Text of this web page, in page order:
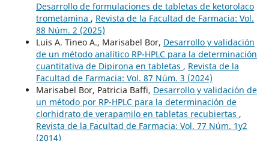
Desarrollo de formulaciones de tabletas de ketorolaco
trometamina , Revista de la Facultad de Farmacia: Vol.
88 Núm. 2 (2025)
Luis A. Tineo A., Marisabel Bor, Desarrollo y validación
de un método analítico RP-HPLC para la determinación
cuantitativa de Dipirona en tabletas , Revista de la
Facultad de Farmacia: Vol. 87 Núm. 3 (2024)
Marisabel Bor, Patricia Baffi, Desarrollo y validación de
un método por RP-HPLC para la determinación de
clorhidrato de verapamilo en tabletas recubiertas ,
Revista de la Facultad de Farmacia: Vol. 77 Núm. 1y2
(2014)